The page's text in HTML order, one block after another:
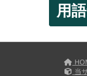
用
当